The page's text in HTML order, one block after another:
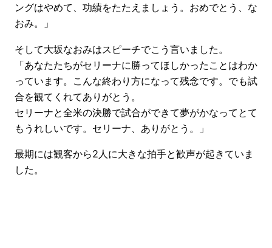
ングはやめて、功績をたたえましょう。おめでとう、な
おみ。」
そして大坂なおみはスピーチでこう言いました。
「あなたたちがセリーナに勝ってほしかったことはわか
っています。こんな終わり方になって残念です。でも試
合を観てくれてありがとう。
セリーナと全米の決勝で試合ができて夢がかなってとて
もうれしいです。セリーナ、ありがとう。」
最期には観客から2人に大きな拍手と歓声が起きていま
した。